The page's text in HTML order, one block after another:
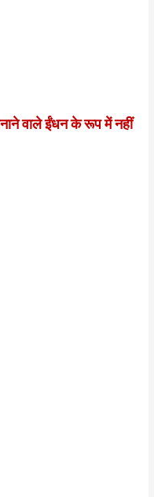
वाले ईंधन के रूप में नहीं